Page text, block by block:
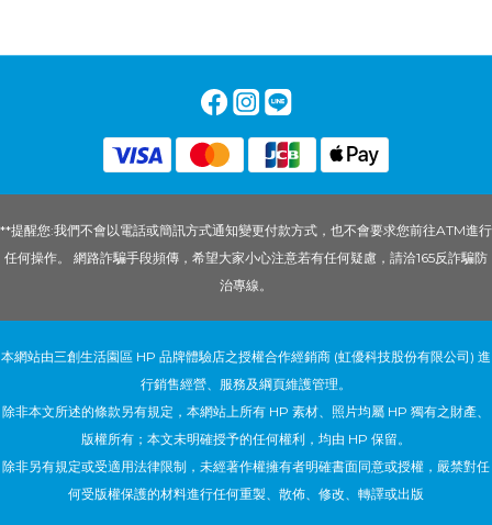
**提醒您:我們不會以電話或簡訊方式通知變更付款方式，也不會要求您前往ATM進行
任何操作。 網路詐騙手段頻傳，希望大家小心注意若有任何疑慮，請洽165反詐騙防
治專線。
本網站由三創生活園區 HP 品牌體驗店之授權合作經銷商 (虹優科技股份有限公司) 進
行銷售經營、服務及綱頁維護管理。
除非本文所述的條款另有規定，本網站上所有 HP 素材、照片均屬 HP 獨有之財產、
版權所有；本文未明確授予的任何權利，均由 HP 保留。
除非另有規定或受適用法律限制，未經著作權擁有者明確書面同意或授權，嚴禁對任
何受版權保護的材料進行任何重製、散佈、修改、轉譯或出版